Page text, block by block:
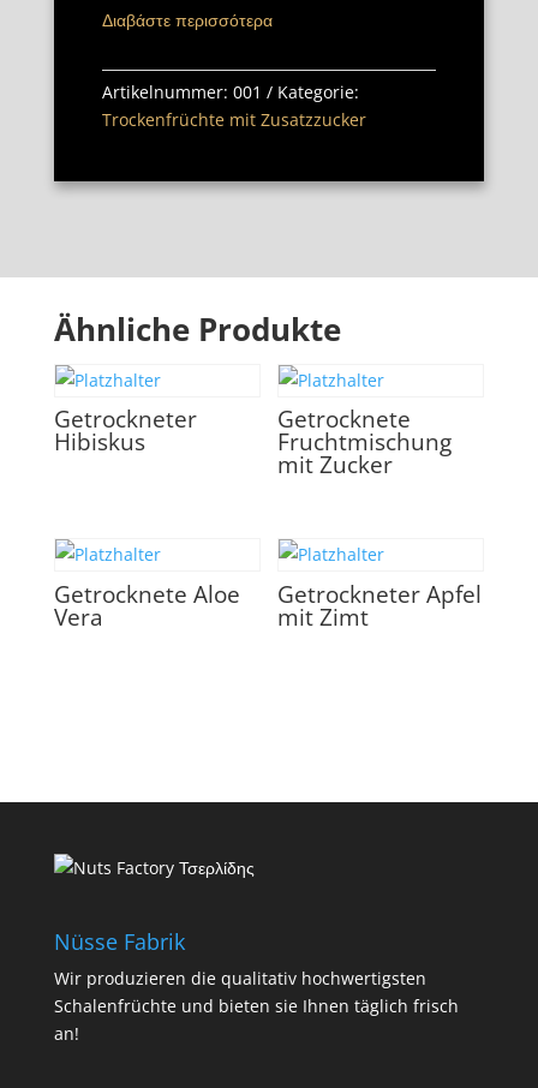
Διαβάστε περισσότερα
Artikelnummer: 001
Kategorie:
Trockenfrüchte mit Zusatzzucker
Ähnliche Produkte
Getrockneter
Hibiskus
Getrocknete
Fruchtmischung
mit Zucker
Getrocknete Aloe
Vera
Getrockneter Apfel
mit Zimt
Nüsse Fabrik
Wir produzieren die qualitativ hochwertigsten
Schalenfrüchte und bieten sie Ihnen täglich frisch
an!